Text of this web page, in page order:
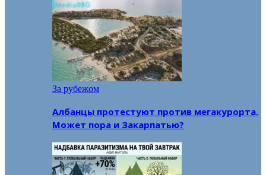
За рубежом
Албанцы протестуют против мегакурорта.
Может пора и Закарпатью?